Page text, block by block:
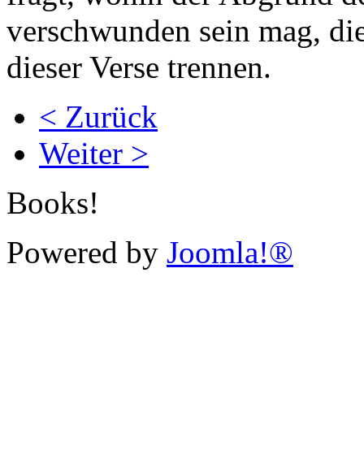
verschwunden sein mag,
dieser Verse trennen.
< Zurück
Weiter >
Books!
Powered by Joomla!®